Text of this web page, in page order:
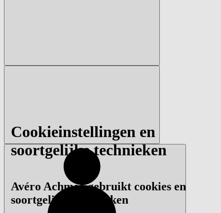
Cookieinstellingen en
soortgelijke technieken
Avéro Achmea gebruikt cookies en
soortgelijke technieken